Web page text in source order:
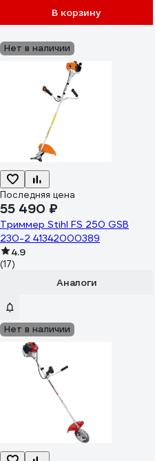
В корзину
Нет в наличии
Последняя цена
55 490 ₽
Триммер Stihl FS 250 GSB
230-2 41342000389
4.9
(17)
Аналоги
Нет в наличии